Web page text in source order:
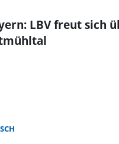
LBV freut sich